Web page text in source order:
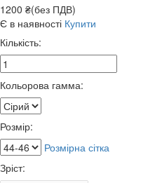
1200 ₴(без ПДВ)
Є в наявності Купити
Кількість:
Кольорова гамма:
Розмір:
Розмірна сітка
Зріст: